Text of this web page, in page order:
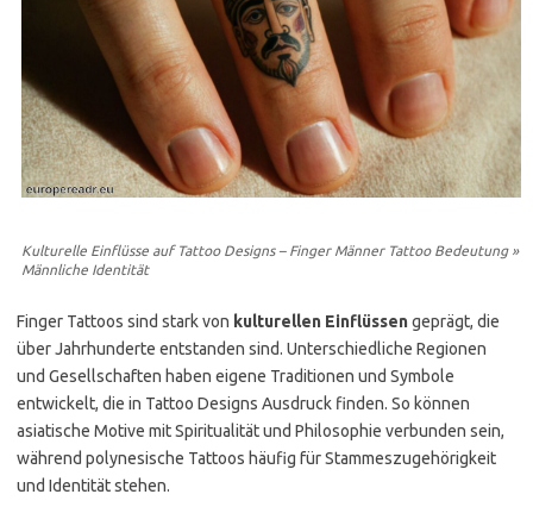
Kulturelle Einflüsse auf Tattoo Designs – Finger Männer Tattoo Bedeutung »
Männliche Identität
Finger Tattoos sind stark von kulturellen Einflüssengeprägt, die
über Jahrhunderte entstanden sind. Unterschiedliche Regionen
und Gesellschaften haben eigene Traditionen und Symbole
entwickelt, die in Tattoo Designs Ausdruck finden. So können
asiatische Motive mit Spiritualität und Philosophie verbunden sein,
während polynesische Tattoos häufig für Stammeszugehörigkeit
und Identität stehen.